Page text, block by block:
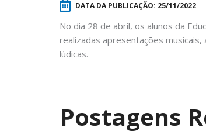
DATA DA PUBLICAÇÃO: 25/11/2022
No dia 28 de abril, os alunos da
realizadas apresentações
lúdicas.
Postagens